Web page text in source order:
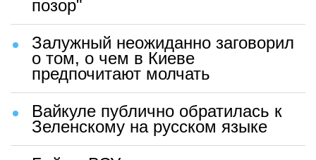
позор"
Залужный неожиданно заговорил
о том, о чем в Киеве
предпочитают молчать
Вайкуле публично обратилась к
Зеленскому на русском языке